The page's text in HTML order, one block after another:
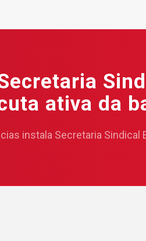
ativa da
instala Secretaria Sindical